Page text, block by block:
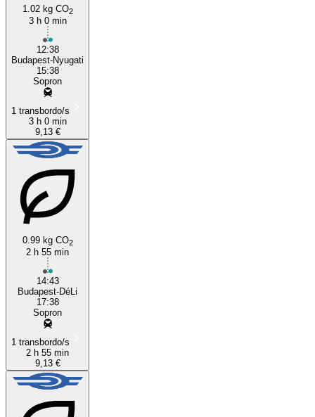
1.02 kg CO2
3 h 0 min
12:38
Budapest-Nyugati
15:38
Sopron
1 transbordo/s
3 h 0 min
9,13 €
0.99 kg CO2
2 h 55 min
14:43
Budapest-DéLi
17:38
Sopron
1 transbordo/s
2 h 55 min
9,13 €